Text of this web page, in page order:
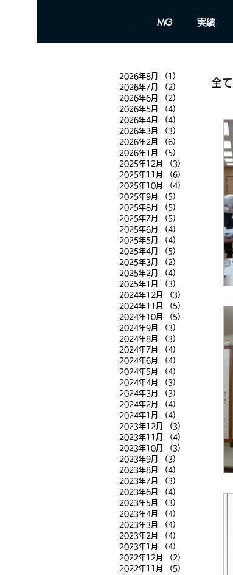
MG 実績
2026年8月 （1）
2026年7月
（2）
2件の記事
2026年6月
（2）
2026年5月
（4）
2026年4月
（4）
2026年3月
（3）
2026年2月
（6）
2026年1月
（5）
2025年12月
（3）
2025年11月
（6）
2025年10月
（4）
2025年9月
（5）
2025年8月
（5）
2025年7月
（5）
2025年6月
（4）
2025年5月
（4）
2025年4月
（5）
2025年3月
（2）
2025年2月
（4）
2025年1月
（3）
2024年12月
（3）
2024年11月
（5）
2024年10月
（5）
2024年9月
（3）
2024年8月
（3）
2024年7月
（4）
2024年6月
（4）
2024年5月
（4）
2024年4月
（3）
2024年3月
（3）
2024年2月
（4）
2024年1月
（4）
2023年12月
（3）
2023年11月
（4）
2023年10月
（3）
2023年9月
（3）
2023年8月
（4）
2023年7月
（3）
2023年6月
（4）
2023年5月
（3）
2023年4月
（4）
2023年3月
（4）
2023年2月
（4）
2023年1月
（4）
2022年12月
（2）
2022年11月
（5）
全て